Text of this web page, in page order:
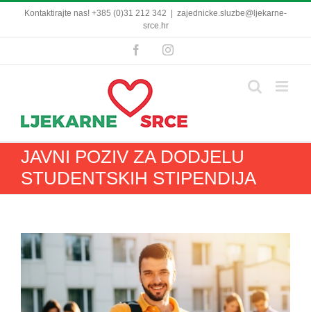
content
Kontaktirajte nas! +385 (0)31 212 342
zajednicke.sluzbe@ljekarne-
srce.hr
FacebookInstagram
JAVNI POZIV ZA DODJELU
STUDENTSKIH STIPENDIJA